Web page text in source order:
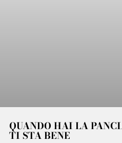
QUANDO HAI LA
TI STA BENE